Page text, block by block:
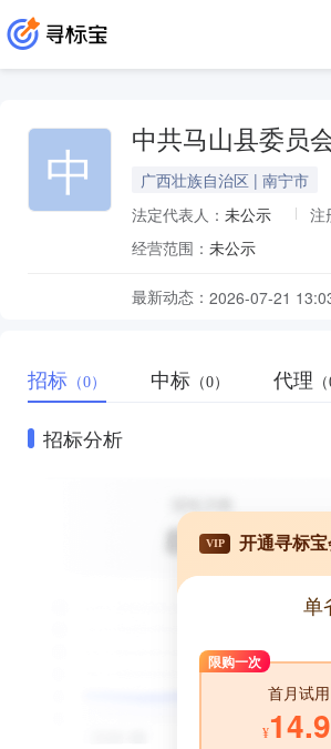
中 中共马山县委员
广西壮族自治区 | 南宁市
法定代表人： 未公示 注
经营范围： 未公示
最新动态： 2026-07-21
招标 （0） 中标 （0） 代理
招标分析
VIP 开通寻标
单
限购一次
首月试用
¥14.9